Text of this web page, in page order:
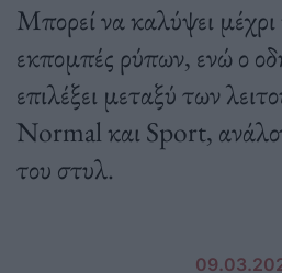
Μπορεί να καλύψει
εκπομπές ρύπων, ενώ ο
επιλέξει μεταξύ των
Normal και Sport,
του στυλ.